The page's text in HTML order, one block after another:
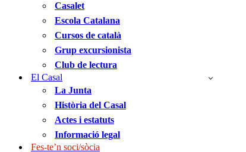
Casalet
Escola Catalana
Cursos de català
Grup excursionista
Club de lectura
El Casal
La Junta
Història del Casal
Actes i estatuts
Informació legal
Fes-te’n soci/sòcia